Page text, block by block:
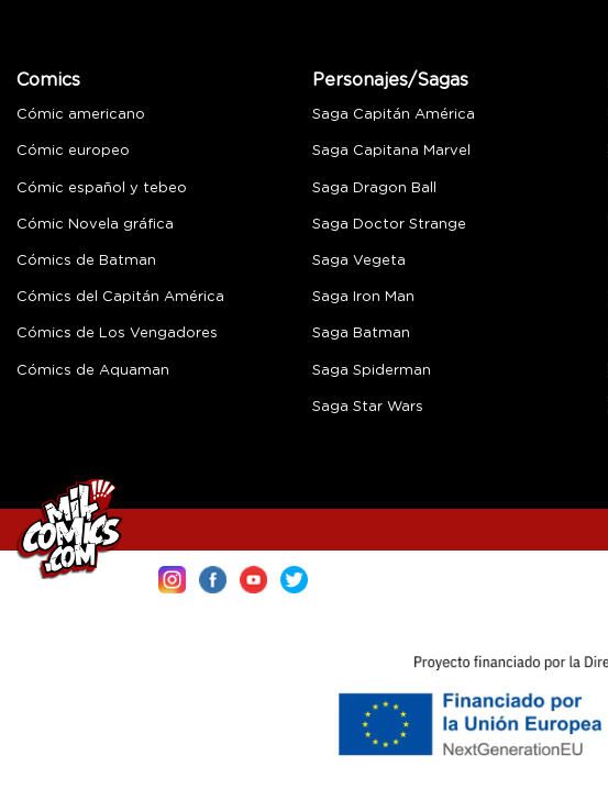
Comics
Cómic americano
Cómic europeo
Cómic español y tebeo
Cómic Novela gráfica
Cómics de Batman
Cómics del Capitán América
Cómics de Los Vengadores
Cómics de Aquaman
Personajes/Sagas
Saga Capitán América
Saga Capitana Marvel
Saga Dragon Ball
Saga Doctor Strange
Saga Vegeta
Saga Iron Man
Saga Batman
Saga Spiderman
Saga Star Wars